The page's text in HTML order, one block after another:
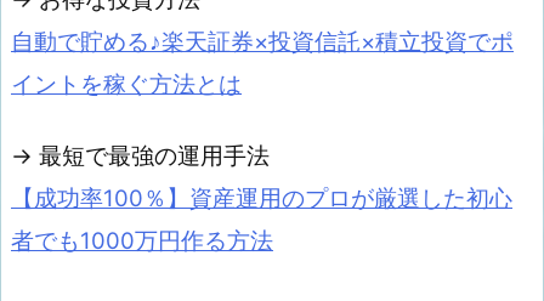
自動で貯める♪楽天証券×投資信託×積立投資でポ
イントを稼ぐ方法とは
→ 最短で最強の運用手法
【成功率100％】資産運用のプロが厳選した初心
者でも1000万円作る方法